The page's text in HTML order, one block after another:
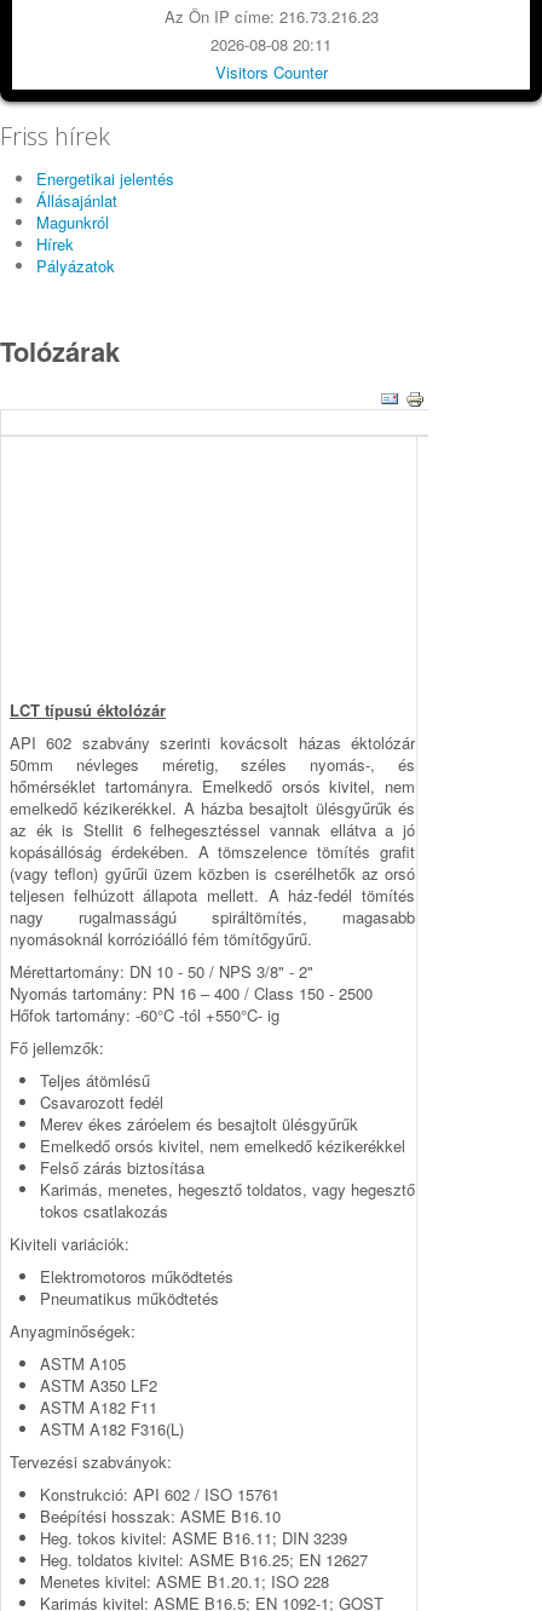
Az Ön IP címe: 216.73.216.23
2026-08-08 20:11
Visitors Counter
Friss hírek
Energetikai jelentés
Állásajánlat
Magunkról
Hírek
Pályázatok
Tolózárak
LCT típusú éktolózár
API 602 szabvány szerinti kovácsolt házas éktolózár
50mm név­leges méretig, széles nyomás-, és
hőmérséklet tarto­mány­­ra. Emelkedő orsós kivitel, nem
emelkedő kézikerékkel. A ház­ba besajtolt ülésgyűrűk és
az ék is Stellit 6 fel­hegesz­téssel van­nak ellátva a jó
kopásállóság érdekében. A töm­szelence tömí­tés grafit
(vagy teflon) gyűrűi üzem közben is cserélhetők az orsó
teljesen felhúzott állapota mellett. A ház-fedél tömítés
nagy rugalmasságú spiráltömítés, magasabb
nyomásoknál kor­rózió­álló fém tömítőgyűrű.
Mérettartomány: DN 10 - 50 / NPS 3/8" - 2"
Nyomás tartomány: PN 16 – 400 / Class 150 - 2500
Hőfok tartomány: -60°C -tól +550°C- ig
Fő jellemzők:
Teljes átömlésű
Csavarozott fedél
Merev ékes záróelem és besajtolt ülésgyűrűk
Emelkedő orsós kivitel, nem emelkedő kézikerékkel
Felső zárás biztosítása
Karimás, menetes, hegesztő toldatos, vagy hegesztő
tokos csatlakozás
Kiviteli variációk:
Elektromotoros működtetés
Pneumatikus működtetés
Anyagminőségek:
ASTM A105
ASTM A350 LF2
ASTM A182 F11
ASTM A182 F316(L)
Tervezési szabványok:
Konstrukció: API 602 / ISO 15761
Beépítési hosszak: ASME B16.10
Heg. tokos kivitel: ASME B16.11; DIN 3239
Heg. toldatos kivitel: ASME B16.25; EN 12627
Menetes kivitel: ASME B1.20.1; ISO 228
Karimás kivitel: ASME B16.5; EN 1092-1; GOST